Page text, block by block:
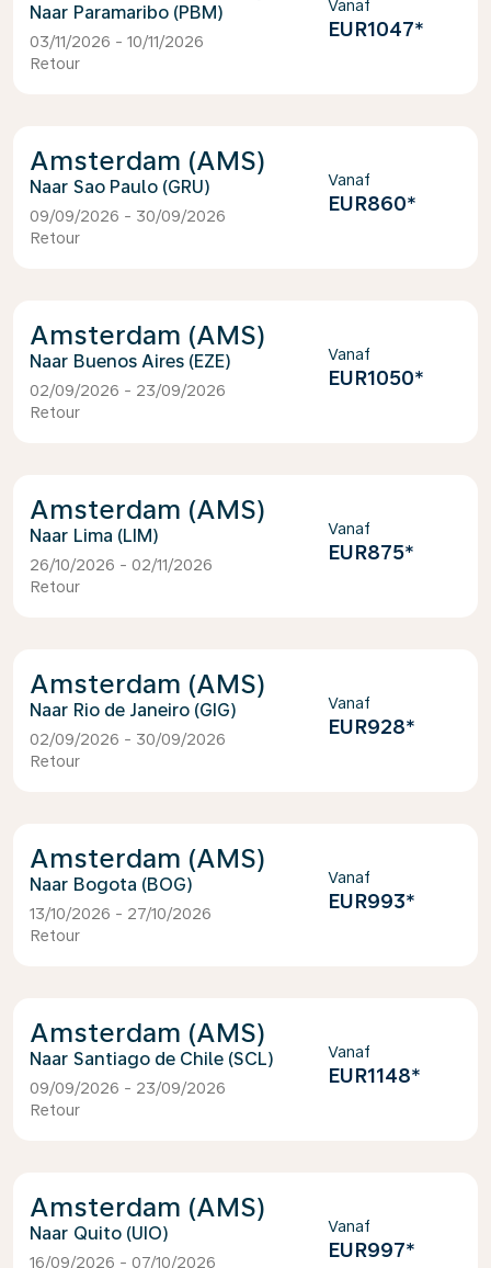
Paramaribo (PBM)
03/11/2026 - 10/11/2026
Retour
Vanaf
EUR1047*
Amsterdam (AMS)
Sao Paulo (GRU)
09/09/2026 - 30/09/2026
Retour
Vanaf
EUR860*
Amsterdam (AMS)
Buenos Aires (EZE)
02/09/2026 - 23/09/2026
Retour
Vanaf
EUR1050*
Amsterdam (AMS)
Lima (LIM)
26/10/2026 - 02/11/2026
Retour
Vanaf
EUR875*
Amsterdam (AMS)
Rio de Janeiro (GIG)
02/09/2026 - 30/09/2026
Retour
Vanaf
EUR928*
Amsterdam (AMS)
Bogota (BOG)
13/10/2026 - 27/10/2026
Retour
Vanaf
EUR993*
Amsterdam (AMS)
Santiago de Chile (SCL)
09/09/2026 - 23/09/2026
Retour
Vanaf
EUR1148*
Amsterdam (AMS)
Quito (UIO)
16/09/2026 - 07/10/2026
Vanaf
EUR997*